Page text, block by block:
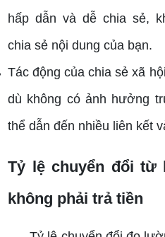
hấp dẫn và dễ chia sẻ,
chia sẻ nội dung của bạn.
Tác động của chia sẻ xã
dù không có ảnh hưởng
thể dẫn đến nhiều liên kết
Tỷ lệ chuyển đổi
không phải trả tiền